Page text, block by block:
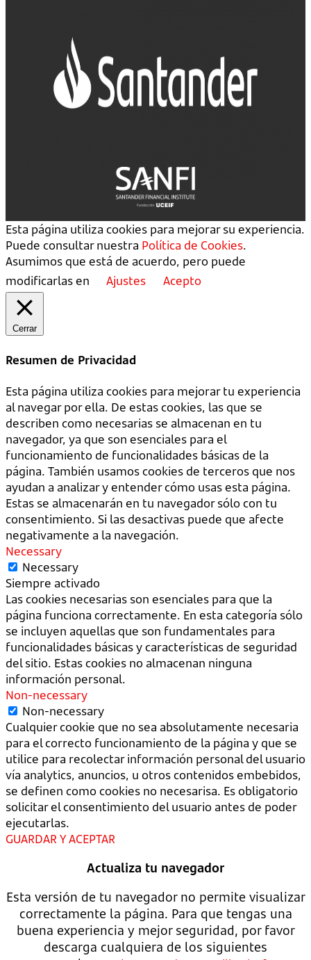
Esta página utiliza cookies para mejorar su experiencia.
Puede consultar nuestra Política de Cookies.
Asumimos que está de acuerdo, pero puede
modificarlas en
Ajustes Acepto
Cerrar
Resumen de Privacidad
Esta página utiliza cookies para mejorar tu experiencia
al navegar por ella. De estas cookies, las que se
describen como necesarias se almacenan en tu
navegador, ya que son esenciales para el
funcionamiento de funcionalidades básicas de la
página. También usamos cookies de terceros que nos
ayudan a analizar y entender cómo usas esta página.
Estas se almacenarán en tu navegador sólo con tu
consentimiento. Si las desactivas puede que afecte
negativamente a la navegación.
Necessary
Necessary
Siempre activado
Las cookies necesarias son esenciales para que la
página funciona correctamente. En esta categoría sólo
se incluyen aquellas que son fundamentales para
funcionalidades básicas y características de seguridad
del sitio. Estas cookies no almacenan ninguna
información personal.
Non-necessary
Non-necessary
Cualquier cookie que no sea absolutamente necesaria
para el correcto funcionamiento de la página y que se
utilice para recolectar información personal del usuario
vía analytics, anuncios, u otros contenidos embebidos,
se definen como cookies no necesarisa. Es obligatorio
solicitar el consentimiento del usuario antes de poder
ejecutarlas.
GUARDAR Y ACEPTAR
Actualiza tu navegador
Esta versión de tu navegador no permite visualizar
correctamente la página. Para que tengas una
buena experiencia y mejor seguridad, por favor
descarga cualquiera de los siguientes